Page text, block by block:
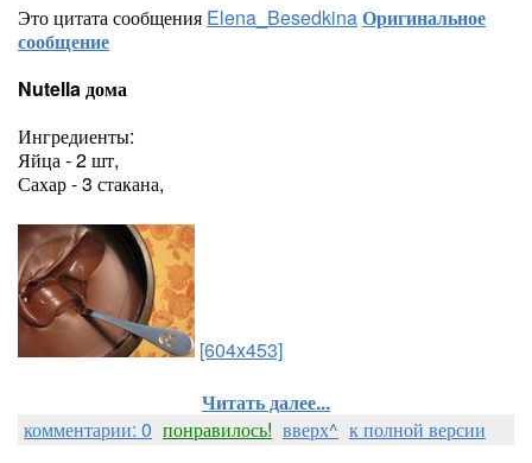
Это цитата сообщения Elena_BesedkinaОригинальное
сообщение
Nutella дома
Ингредиенты:
Яйца - 2 шт,
Сахар - 3 стакана,
[604x453]
Читать далее...
комментарии: 0 понравилось! вверх^ к полной версии